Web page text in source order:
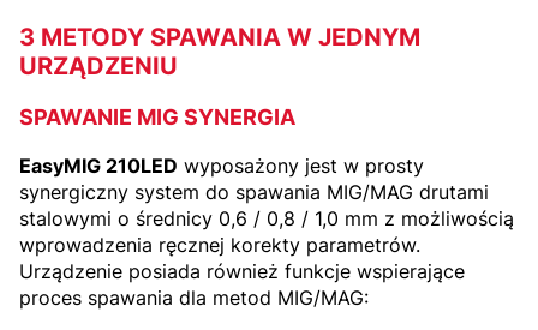
3 METODY SPAWANIA W JEDNYM
URZĄDZENIU
SPAWANIE MIG SYNERGIA
EasyMIG 210LED wyposażony jest w prosty
synergiczny system do spawania MIG/MAG drutami
stalowymi o średnicy 0,6 / 0,8 / 1,0 mm z możliwością
wprowadzenia ręcznej korekty parametrów.
Urządzenie posiada również funkcje wspierające
proces spawania dla metod MIG/MAG: